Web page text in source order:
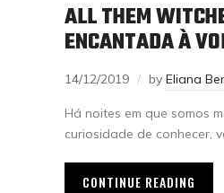
ALL THEM
ENCANTADA À
14/12/2019 by Eliana
Há noites em que somos
curiosidade de conhecer,
CONTINUE READING